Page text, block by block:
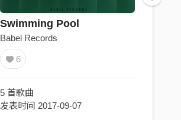
Swimming Pool
Babel Records
6
5 首歌曲
发表时间 2017-09-07